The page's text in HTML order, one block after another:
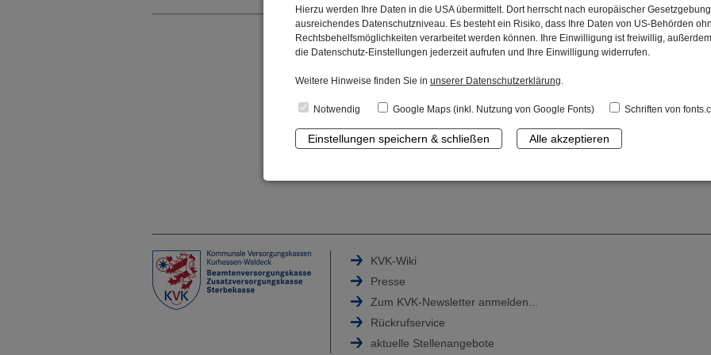
Berufseinsteigerbonus (KVK ZusatzRente
Der Berufseinsteigerbonus ist eine einmalige zusätzliche Zulage im
Altersvorsorge. Den Berufseinsteigerbonus von bis zu 200 Euro
25. Lebensjahr eine KVK ZusatzRente
Plus abschließen und dafür die
Tipps für Berufseinsteiger
KVK-Wiki
Presse
Zum KVK-Newsletter anmelden...
Rückrufservice
aktuelle Stellenangebote
Hierzu werden Ihre Daten in die USA übermittelt. Dort herrscht nach europäischer
ausreichendes Datenschutzniveau. Es besteht ein Risiko, dass Ihre Daten von US-Behörden
Rechtsbehelfsmöglichkeiten verarbeitet werden können. Ihre Einwilligung ist freiwillig,
die Datenschutz-Einstellungen jederzeit aufrufen und Ihre Einwilligung widerrufen.
Weitere Hinweise finden Sie in unserer Datenschutzerklärung.
Notwendig Google Maps (inkl. Nutzung von Google Fonts) Schriften von
Einstellungen speichern & schließen Alle akzeptieren